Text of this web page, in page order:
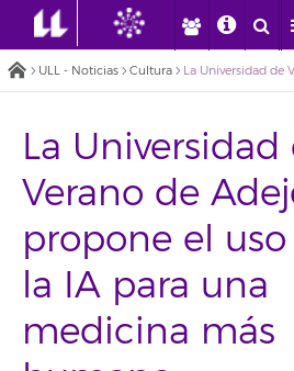
ULL - Noticias Cultura
La Universidad
Verano de
propone el
la IA para una
medicina más